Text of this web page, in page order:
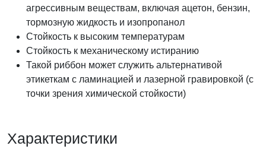
агрессивным веществам, включая ацетон, бензин,
тормозную жидкость и изопропанол
Стойкость к высоким температурам
Стойкость к механическому истиранию
Такой риббон может служить альтернативой
этикеткам с ламинацией и лазерной гравировкой (с
точки зрения химической стойкости)
Характеристики